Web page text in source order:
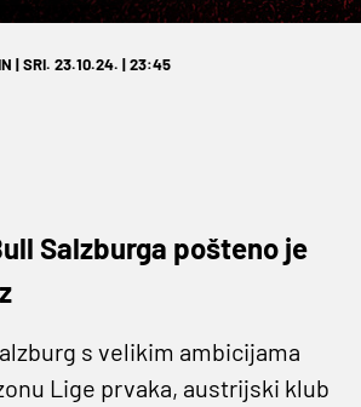
| SRI. 23.10.24. | 23:45
Salzburga pošteno je
s velikim ambicijama
Lige prvaka, austrijski klub